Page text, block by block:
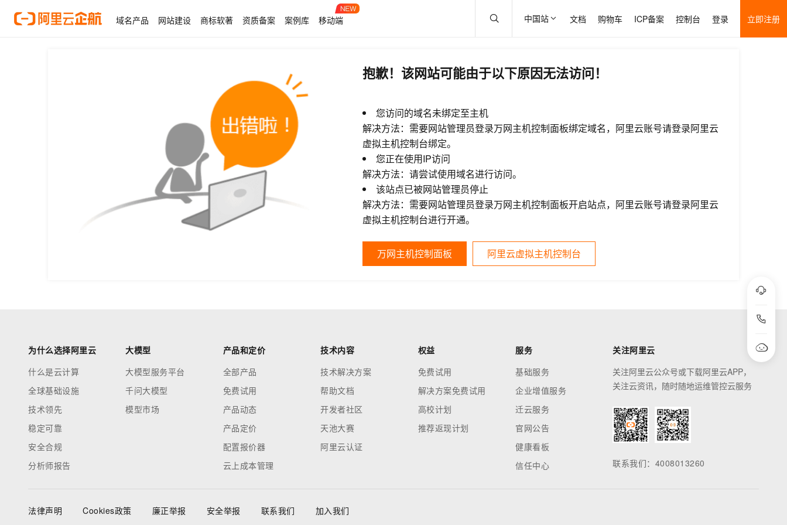
域名产品 网站建设 商标软著 资质备案 案例库 移动端 中国站 文档 购物车 ICP备案 控制台 登录 立即注册
抱歉！该网站可能由于以下原因无法访问！
您访问的域名未绑定至主机
解决方法：需要网站管理员登录万网主机控制面板绑定域名，阿里云账号请登录阿里云
虚拟主机控制台绑定。
您正在使用IP访问
解决方法：请尝试使用域名进行访问。
该站点已被网站管理员停止
解决方法：需要网站管理员登录万网主机控制面板开启站点，阿里云账号请登录阿里云
虚拟主机控制台进行开通。
万网主机控制面板 阿里云虚拟主机控制台